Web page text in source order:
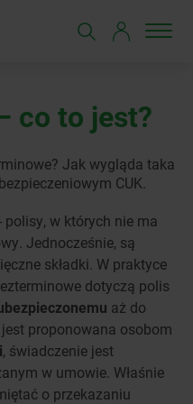
co to jest?
Jak wygląda taka
CUK.
polisy, w których nie ma
Jednocześnie, są
składki. W praktyce
dotyczą polis
aż do
proponowana osobom
, świadczenie jest
w umowie. Właśnie
o przekazaniu